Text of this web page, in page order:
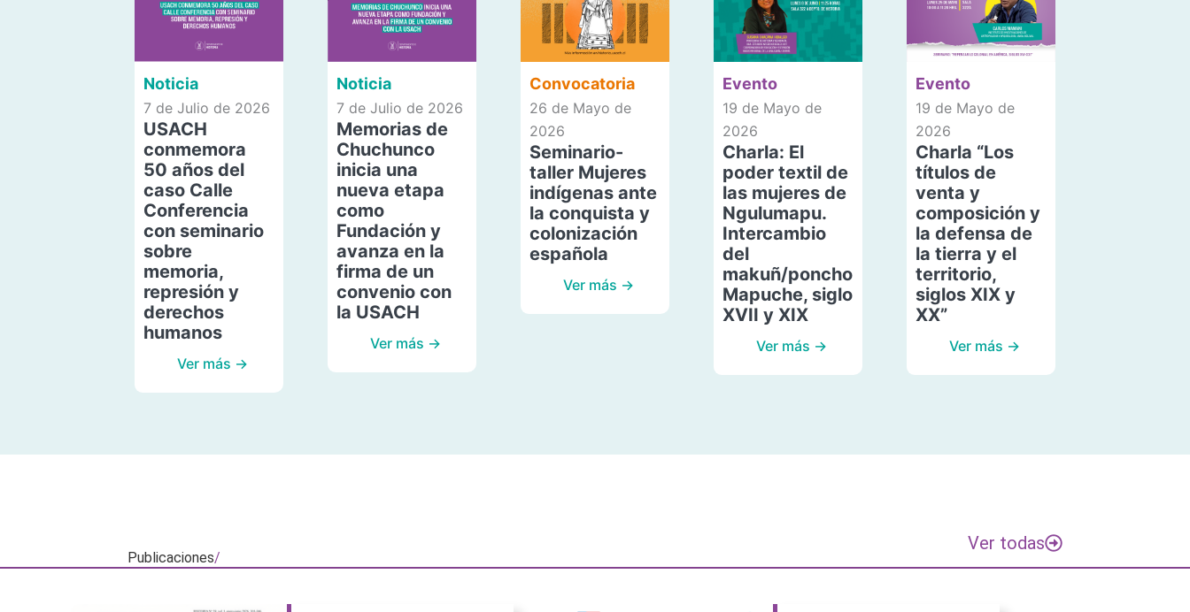
Noticia
7 de Julio de 2026
USACH
conmemora
50 años del
caso Calle
Conferencia
con seminario
sobre
memoria,
represión y
derechos
humanos
Ver más →
Noticia
7 de Julio de 2026
Memorias de
Chuchunco
inicia una
nueva etapa
como
Fundación y
avanza en la
firma de un
convenio con
la USACH
Ver más →
Convocatoria
26 de Mayo de
2026
Seminario-
taller Mujeres
indígenas ante
la conquista y
colonización
española
Ver más →
Evento
19 de Mayo de
2026
Charla: El
poder textil de
las mujeres de
Ngulumapu.
Intercambio
del
makuñ/poncho
Mapuche, siglo
XVII y XIX
Ver más →
Evento
19 de Mayo de
2026
Charla “Los
títulos de
venta y
composición y
la defensa de
la tierra y el
territorio,
siglos XIX y
XX”
Ver más →
Publicaciones/
Ver todas